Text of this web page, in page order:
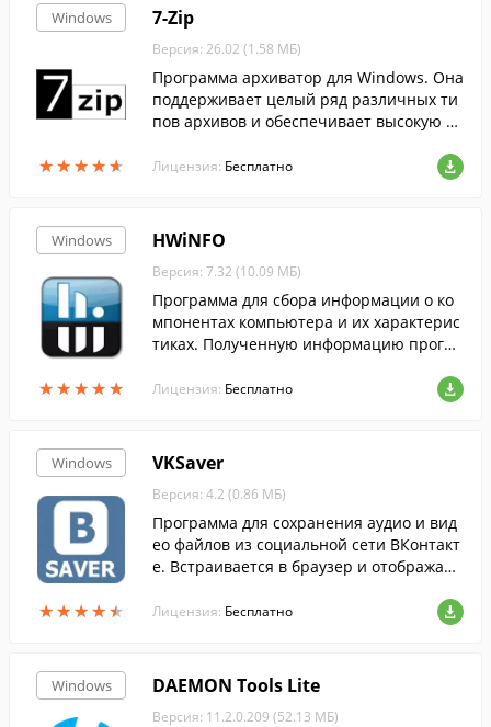
Windows
★★★★★
★★★★★
7-Zip
Версия: 26.02 (1.58 МБ)
Программа архиватор для Windows. Она
поддерживает целый ряд различных ти
пов архивов и обеспечивает высокую ст
Лицензия: Бесплатно
Windows
★★★★★
★★★★★
HWiNFO
Версия: 7.32 (10.09 МБ)
Программа для сбора информации о ко
мпонентах компьютера и их характерис
тиках. Полученную информацию програ
ML и HTML.
Лицензия: Бесплатно
Windows
★★★★★
★★★★★
VKSaver
Версия: 4.2 (0.86 МБ)
Программа для сохранения аудио и вид
ео файлов из социальной сети ВКонтакт
е. Встраивается в браузер и отображает
писями с соцсети.
Лицензия: Бесплатно
Windows DAEMON Tools Lite
Версия: 11.2.0.209 (52.13 МБ)